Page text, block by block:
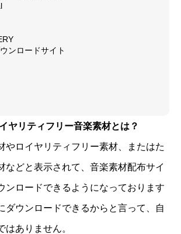
ンロードサイト
ヤリティフリー音楽素材とは？
やロイヤリティフリー素材、またはた
などと表示されて、音楽素材配布サイ
ンロードできるようになっております
ダウンロードできるからと言って、自
はありません。